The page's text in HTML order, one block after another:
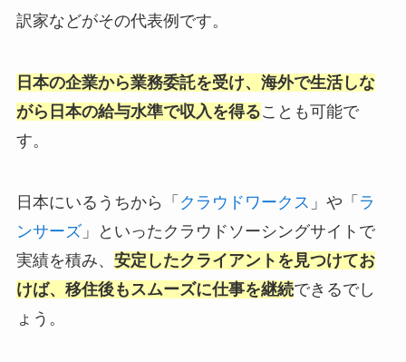
訳家などがその代表例です。
日本の企業から業務委託を受け、海外で生活しな
がら日本の給与水準で収入を得ることも可能で
す。
日本にいるうちから「 クラウドワークス 」や「 ラ
ンサーズ」といったクラウドソーシングサイトで
実績を積み、 安定したクライアントを見つけてお
けば、移住後もスムーズに仕事を継続できるでし
ょう。